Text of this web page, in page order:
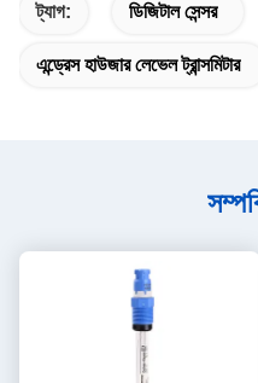
ট্যাগ: ডিজিটাল সেন্সর
এন্ড্রেস হাউজার লেভেল ট্রান্সমিটার